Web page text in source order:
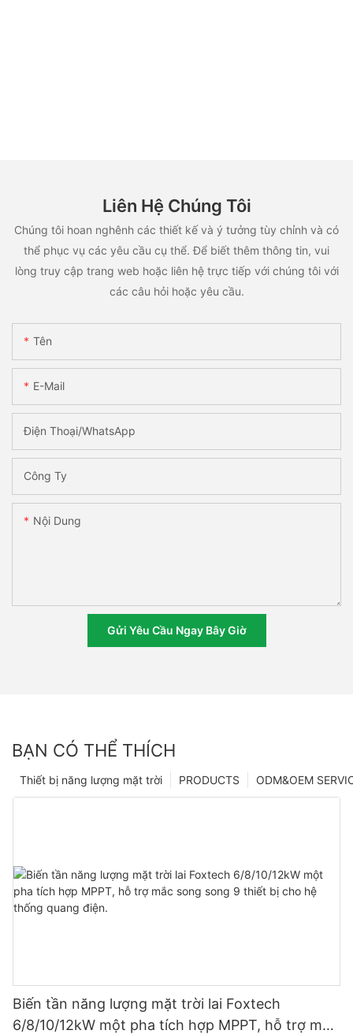
Liên Hệ Chúng Tôi
Chúng tôi hoan nghênh các thiết kế và ý tưởng tùy chỉnh và có
thể phục vụ các yêu cầu cụ thể. Để biết thêm thông tin, vui
lòng truy cập trang web hoặc liên hệ trực tiếp với chúng tôi với
các câu hỏi hoặc yêu cầu.
Tên
E-Mail
Điện Thoại/WhatsApp
Công Ty
Nội Dung
Gửi Yêu Cầu Ngay Bây Giờ
BẠN CÓ THỂ THÍCH
ODM&OEM
PRODUCTS
Thiết bị năng lượng mặt trời
Biến tần năng lượng mặt trời lai Foxtech
6/8/10/12kW một pha tích hợp MPPT, hỗ trợ mắc